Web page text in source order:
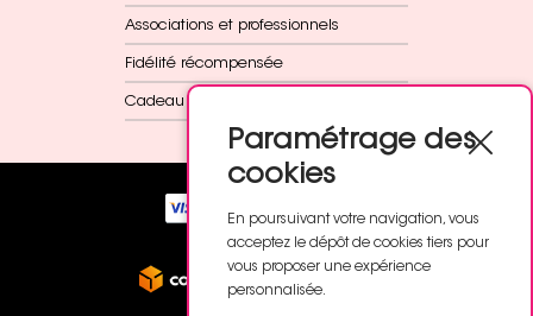
Associations et professionnels
Fidélité récompensée
Cadeau dès 60€
Paramétrage des
cookies
En poursuivant votre navigation, vous
acceptez le dépôt de cookies tiers pour
vous proposer une expérience
personnalisée.